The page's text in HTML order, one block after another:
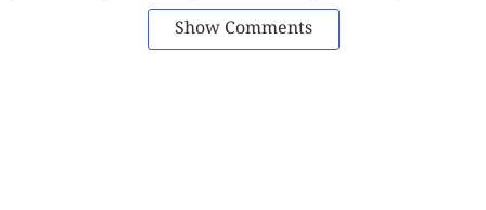
Show Comments